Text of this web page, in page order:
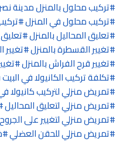
تركيب محلول بالمنزل مدينة
تركيب محلول في المنزل
تعليق المحاليل بالمنزل
تغيير القسطرة بالمنزل تغيير
تغيير قرح الفراش بالمنزل
تكلفة تركيب الكانيولا في
تمريض منزلي لتركيب كانيولا
تمريض منزلي لتعليق المحاليل
تمريض منزلي لتغيير على الجروح
تمريض منزلي للحقن العضلي